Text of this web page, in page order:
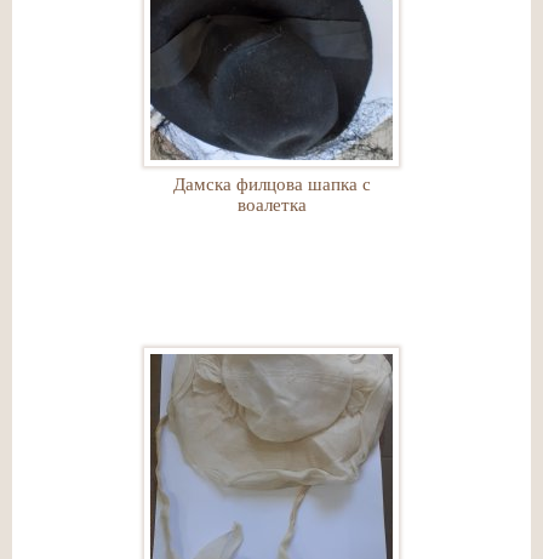
Дамска филцова шапка с
воалетка